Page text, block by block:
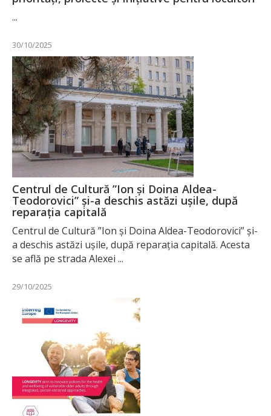
...
30/10/2025
Centrul de Cultură ”Ion și Doina Aldea-
Teodorovici” și-a deschis astăzi ușile, după
reparația capitală
Centrul de Cultură ”Ion și Doina Aldea-Teodorovici” și-
a deschis astăzi ușile, după reparația capitală. Acesta
se află pe strada Alexei ...
29/10/2025